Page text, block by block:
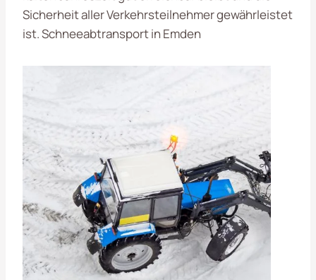
Sicherheit aller Verkehrsteilnehmer gewährleistet
ist. Schneeabtransport in Emden